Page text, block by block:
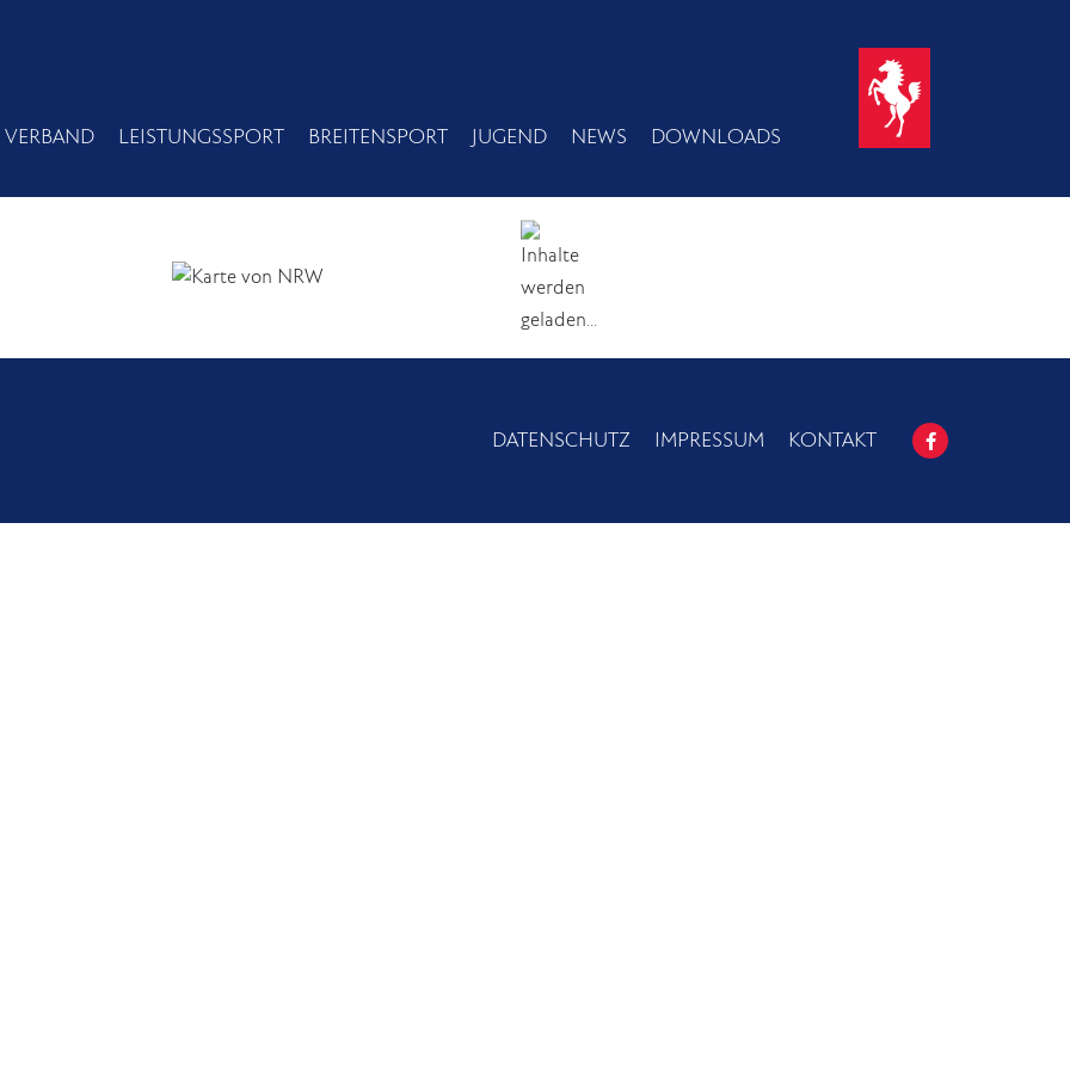
VERBAND LEISTUNGSSPORT BREITENSPORT JUGEND NEWS DOWNLOADS
DATENSCHUTZ IMPRESSUM KONTAKT